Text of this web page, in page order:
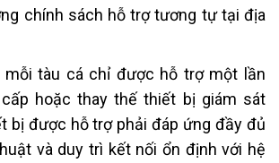
chính sách hỗ trợ tương tự tại địa
mỗi tàu cá chỉ được hỗ trợ một lần
hoặc thay thế thiết bị giám sát
bị được hỗ trợ phải đáp ứng đầy đủ
và duy trì kết nối ổn định với hệ